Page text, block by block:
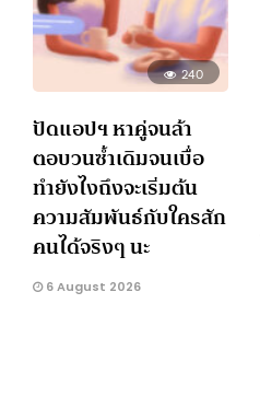
240
ปัดแอปฯ หาคู่จนล้า
ตอบวนซ้ำเดิมจนเบื่อ
ทำยังไงถึงจะเริ่มต้น
ความสัมพันธ์กับใครสัก
คนได้จริงๆ นะ
6 August 2026